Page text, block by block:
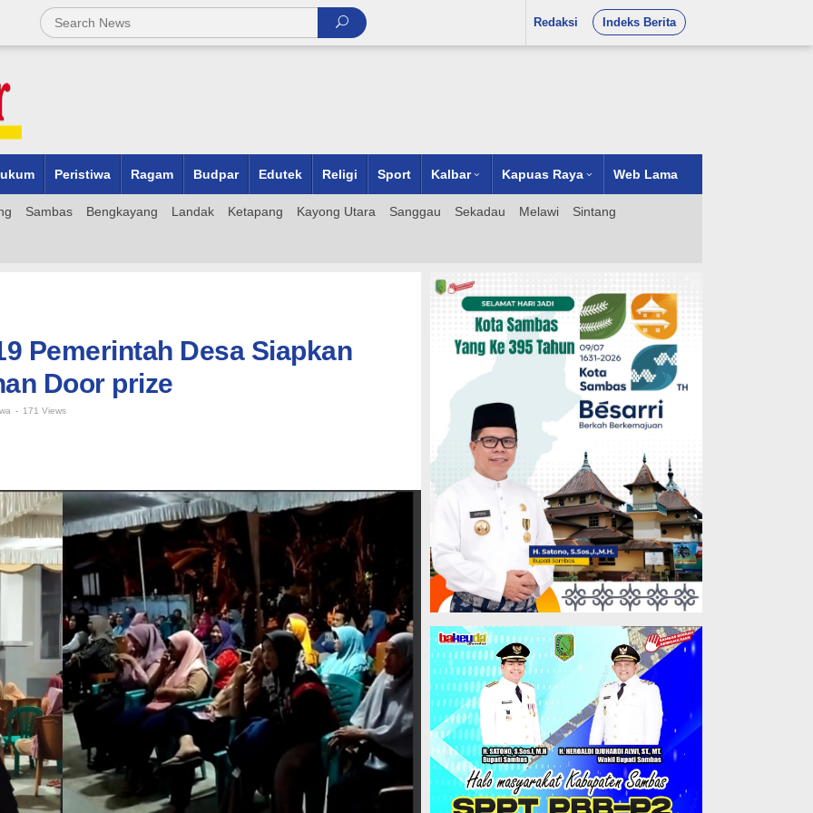
Redaksi Indeks Berita
Peristiwa Ragam Budpar Edutek Religi Sport Kalbar Kapuas Raya Web Lama
Sambas Bengkayang Landak Ketapang Kayong Utara Sanggau Sekadau Melawi Sintang
Pemerintah Desa Siapkan
Door prize
- 171 Views